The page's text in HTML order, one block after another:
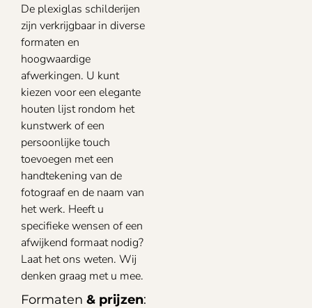
De plexiglas schilderijen
zijn verkrijgbaar in diverse
formaten en
hoogwaardige
afwerkingen. U kunt
kiezen voor een elegante
houten lijst rondom het
kunstwerk of een
persoonlijke touch
toevoegen met een
handtekening van de
fotograaf en de naam van
het werk. Heeft u
specifieke wensen of een
afwijkend formaat nodig?
Laat het ons weten. Wij
denken graag met u mee.
Formaten & prijzen: